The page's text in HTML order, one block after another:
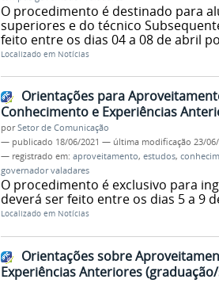
O procedimento é destinado para
superiores e do técnico
feito entre os dias 04 a 08 de abril
Localizado em Notícias
Orientações para
Conhecimento e Experiências
porSetor de Comunicação
— publicado 18/06/2021 — última modificação 23/
— registrado em: aproveitamento, estudos,
governador valadares
O procedimento é exclusivo para
deverá ser feito entre os dias 5 a 9
Localizado em Notícias
Orientações sobre
Experiências Anteriores